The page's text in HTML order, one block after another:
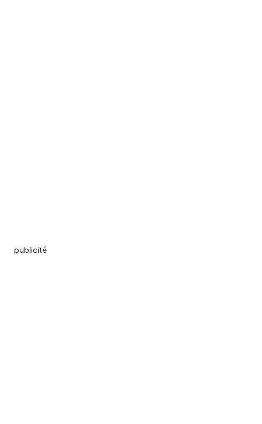
publicité